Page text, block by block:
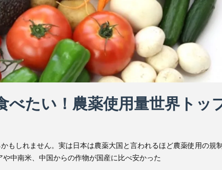
べたい！農薬使用量世界トッ
もしれません。実は日本は農薬大国と言われるほど農薬使用の規
中南米、中国からの作物が国産に比べ安かった